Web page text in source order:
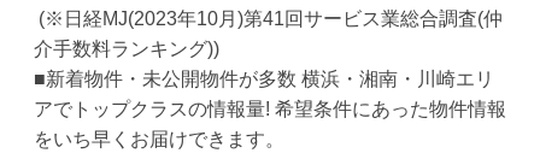
介手数料ランキング))
■新着物件・未公開物件が多数 横浜・湘南・川崎エリ
アでトップクラスの情報量! 希望条件にあった物件情報
をいち早くお届けできます。